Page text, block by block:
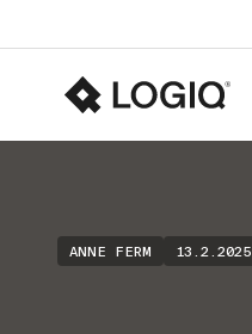
ANNE FERM 13.2.2025